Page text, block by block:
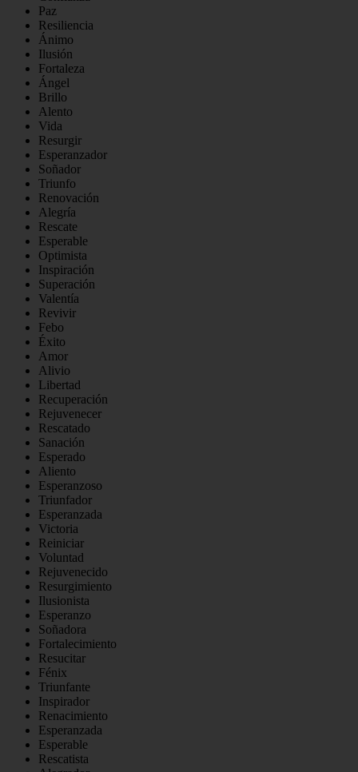
Paz
Resiliencia
Ánimo
Ilusión
Fortaleza
Ángel
Brillo
Alento
Vida
Resurgir
Esperanzador
Soñador
Triunfo
Renovación
Alegría
Rescate
Esperable
Optimista
Inspiración
Superación
Valentía
Revivir
Febo
Éxito
Amor
Alivio
Libertad
Recuperación
Rejuvenecer
Rescatado
Sanación
Esperado
Aliento
Esperanzoso
Triunfador
Esperanzada
Victoria
Reiniciar
Voluntad
Rejuvenecido
Resurgimiento
Ilusionista
Esperanzo
Soñadora
Fortalecimiento
Resucitar
Fénix
Triunfante
Inspirador
Renacimiento
Esperanzada
Esperable
Rescatista